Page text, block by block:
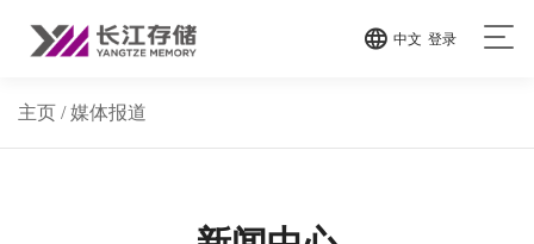
中文 登录
主页 / 媒体报道